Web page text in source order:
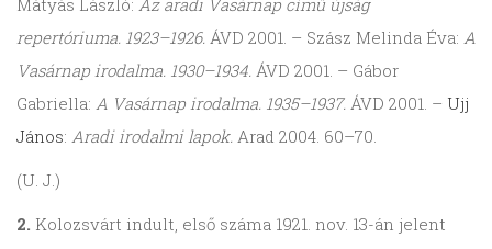
Mátyás László: Az aradi Vasárnap című újság
repertóriuma. 1923–1926. ÁVD 2001. – Szász Melinda Éva: A
Vasárnap irodalma. 1930–1934. ÁVD 2001. – Gábor
Gabriella: A Vasárnap irodalma. 1935–1937. ÁVD 2001. – Ujj
János: Aradi irodalmi lapok. Arad 2004. 60–70.
(U. J.)
2. Kolozsvárt indult, első száma 1921. nov. 13-án jelent